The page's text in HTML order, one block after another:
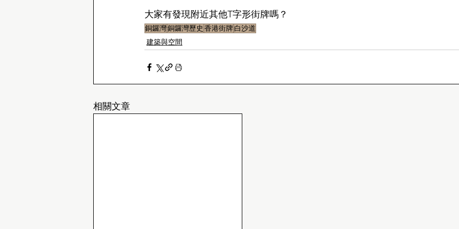
大家有發現附近其他T字形街牌嗎？
銅鑼灣銅鑼灣歷史 香港街牌 白沙道
建築與空間
相關文章